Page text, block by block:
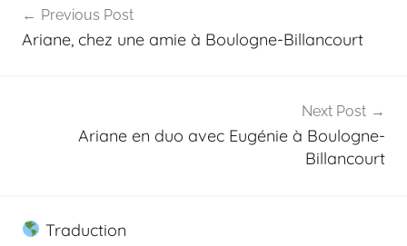
t
r
de
Previous Post
Ariane, chez une amie à Boulogne-Billancourt
Next Post
Ariane en duo avec Eugénie à Boulogne-
Billancourt
Traduction